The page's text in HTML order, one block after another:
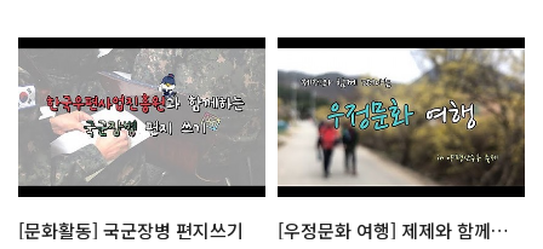
[문화활동] 국군장병 편지쓰기 [우정문화 여행] 제제와 함께 떠나는 양평 산수유축제